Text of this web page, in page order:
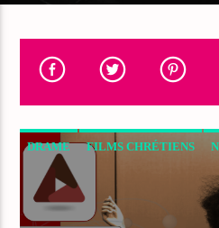
DRAME FILMS CHRÉTIENS